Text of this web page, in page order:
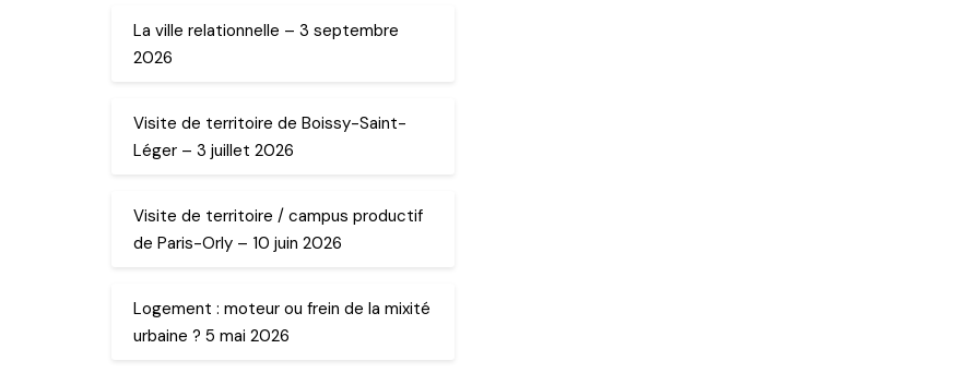
La ville relationnelle – 3 septembre
2026
Visite de territoire de Boissy-Saint-
Léger – 3 juillet 2026
Visite de territoire / campus productif
de Paris-Orly – 10 juin 2026
Logement : moteur ou frein de la mixité
urbaine ? 5 mai 2026